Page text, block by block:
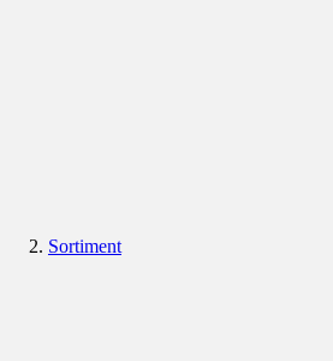
Sortiment